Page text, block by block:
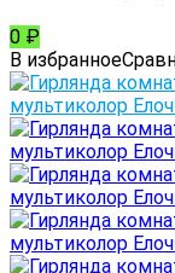
0 ₽
В избранное